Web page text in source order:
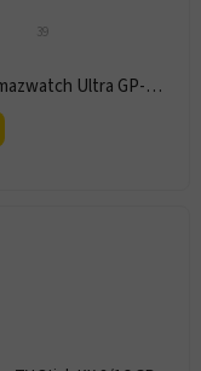
39
Смарт Годинник Gelius Amazwatch Ultra GP-SW011 Titan